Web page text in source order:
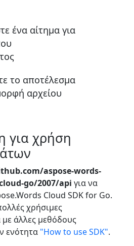
ένα αίτημα για
το αποτέλεσμα
αρχείου
για χρήση
aspose-words-
go/2007/api για να
Cloud SDK for Go.
χρήσιμες
άλλες μεθόδους
ενότητα "How to use SDK".